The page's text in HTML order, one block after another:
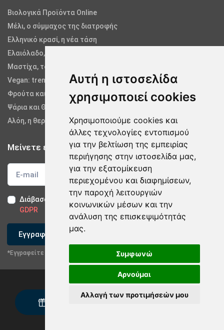
Αυτή η ιστοσελίδα
χρησιμοποιεί cookies
Χρησιμοποιούμε cookies και
άλλες τεχνολογίες εντοπισμού
για την βελτίωση της εμπειρίας
περιήγησης στην ιστοσελίδα μας,
για την εξατομίκευση
περιεχομένου και διαφημίσεων,
την παροχή λειτουργιών
κοινωνικών μέσων και την
ανάλυση της επισκεψιμότητάς
μας.
Συμφωνώ
Αρνούμαι
Αλλαγή των προτιμήσεών μου
Ζητήστε Δείγμα
Επικοινωνήστε με την εταιρία
Επικοινωνήστε μέσω Κινητού
Βιολογικά Προϊόντα Online
Μέλι, ο σύμμαχος της διατροφής
Ελληνικό κρασί, η νέα τάση
Ελαιόλαδο, ο υγρός χρυσός
Μαστίχα, το δάκρυ της ελληνικής φύσης
Vegan: trend ή τρόπος ζωής;
Φρούτα και Λαχανικά
Ψάρια και Θαλασσινά
Αλόη, η θεραπευτική
Μείνετε ενημερωμένοι
Διάβασα και αποδέχομαι τους Όρους Χρήσης
GDPR
Εγγραφείτε
*Εγγραφείτε στο newsletter μας